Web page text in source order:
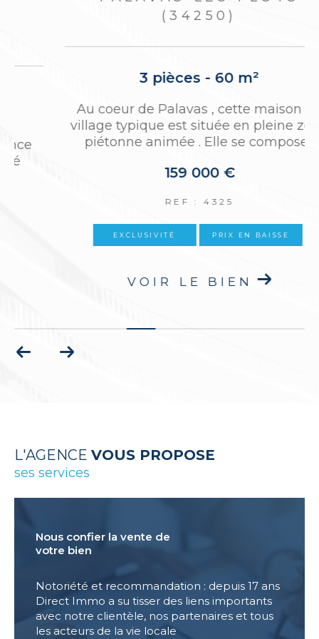
(34250)
2 pièces - 54,25 m²
Situé au cinquième et dernier étage avec
ascenseur d’une résidence recherchée,
cet appartement traversant de 54 m²...
283 500 €
REF : 4378
NOUVEAUTÉ
VOIR LE BIEN
L'AGENCE VOUS PROPOSE
ses services
Nous confier la vente de
votre bien
Notoriété et recommandation : depuis 17 ans
Direct Immo a su tisser des liens importants
avec notre clientèle, nos partenaires et tous
les acteurs de la vie locale